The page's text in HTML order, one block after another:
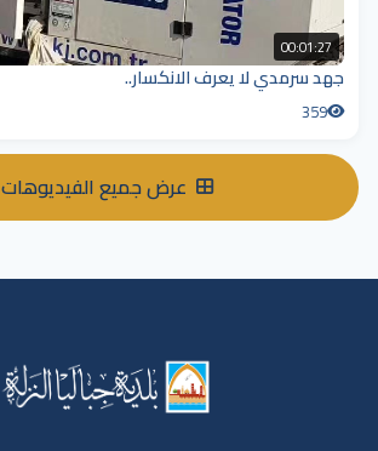
00:01:27
جهد سرمدي لا يعرف الانكسار..
359
عرض جميع الفيديوهات